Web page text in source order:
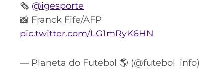
🗞 @igesporte
📸 Franck Fife/AFP
pic.twitter.com/LG1mRyK6HN
— Planeta do Futebol 🌎 (@futebol_info)